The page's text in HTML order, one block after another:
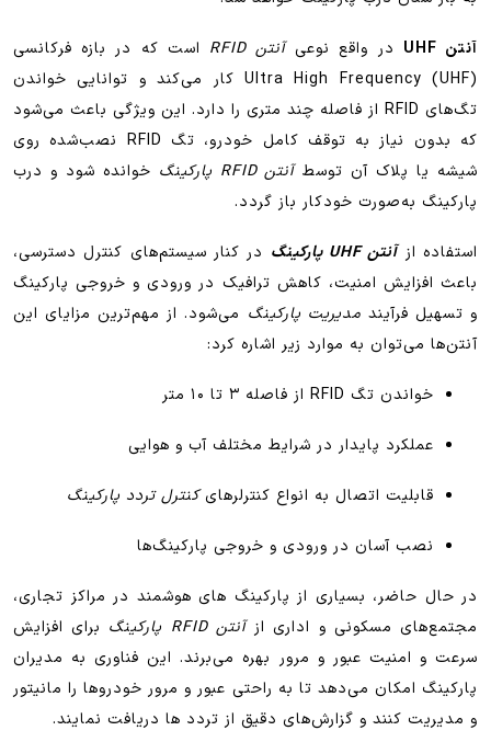
آنتن UHF در واقع نوعیآنتن RFID
است که در بازه فرکانسی
Ultra High Frequency (UHF) کار می‌کند و توانایی خواندن
تگ‌های RFID از فاصله چند متری را دارد. این ویژگی باعث می‌شود
که بدون نیاز به توقف کامل خودرو، تگ RFID نصب‌شده روی
شیشه یا پلاک آن توسطآنتن RFID پارکینگ
خوانده شود و درب
پارکینگ به‌صورت خودکار باز گردد.
استفاده ازآنتن UHF پارکینگ
در کنار سیستم‌های کنترل دسترسی،
باعث افزایش امنیت، کاهش ترافیک در ورودی و خروجی پارکینگ
و تسهیل فرآیند مدیریت پارکینگ می‌شود. از مهم‌ترین مزایای این
آنتن‌ها می‌توان به موارد زیر اشاره کرد:
خواندن تگ RFID از فاصله ۳ تا ۱۰ متر
عملکرد پایدار در شرایط مختلف آب و هوایی
قابلیت اتصال به انواع کنترلرهایکنترل تردد پارکینگ
نصب آسان در ورودی و خروجی پارکینگ‌ها
در حال حاضر، بسیاری از پارکینگ های هوشمند در مراکز تجاری،
مجتمع‌های مسکونی و اداری ازآنتن RFID پارکینگ
برای افزایش
سرعت و امنیت عبور و مرور بهره می‌برند. این فناوری به مدیران
پارکینگ امکان می‌دهد تا به راحتی عبور و مرور خودروها را مانیتور
و مدیریت کنند و گزارش‌های دقیق از تردد ها دریافت نمایند.